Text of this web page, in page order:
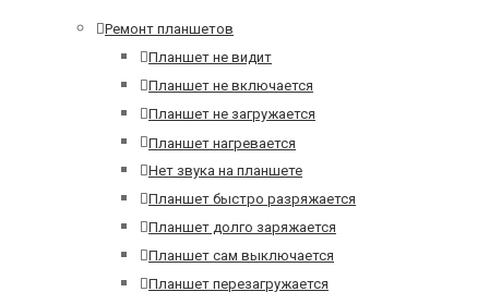
Ремонт планшетов
Планшет не видит
Планшет не включается
Планшет не загружается
Планшет нагревается
Нет звука на планшете
Планшет быстро разряжается
Планшет долго заряжается
Планшет сам выключается
Планшет перезагружается